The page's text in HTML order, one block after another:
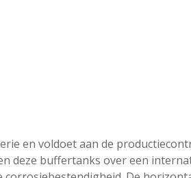
en voldoet aan de
deze buffertanks over een